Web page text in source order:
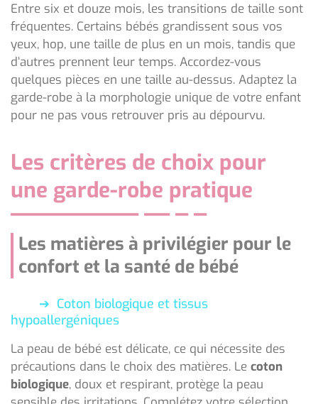
Entre six et douze mois, les transitions de taille sont
fréquentes. Certains bébés grandissent sous vos
yeux, hop, une taille de plus en un mois, tandis que
d’autres prennent leur temps. Accordez-vous
quelques pièces en une taille au-dessus. Adaptez la
garde-robe à la morphologie unique de votre enfant
pour ne pas vous retrouver pris au dépourvu.
Les critères de choix pour
une garde-robe pratique
Les matières à privilégier pour le
confort et la santé de bébé
Coton biologique et tissus
hypoallergéniques
La peau de bébé est délicate, ce qui nécessite des
précautions dans le choix des matières. Le coton
biologique, doux et respirant, protège la peau